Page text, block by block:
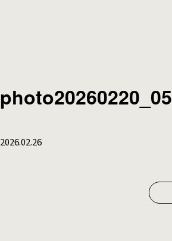
photo20260220_05
2026.02.26